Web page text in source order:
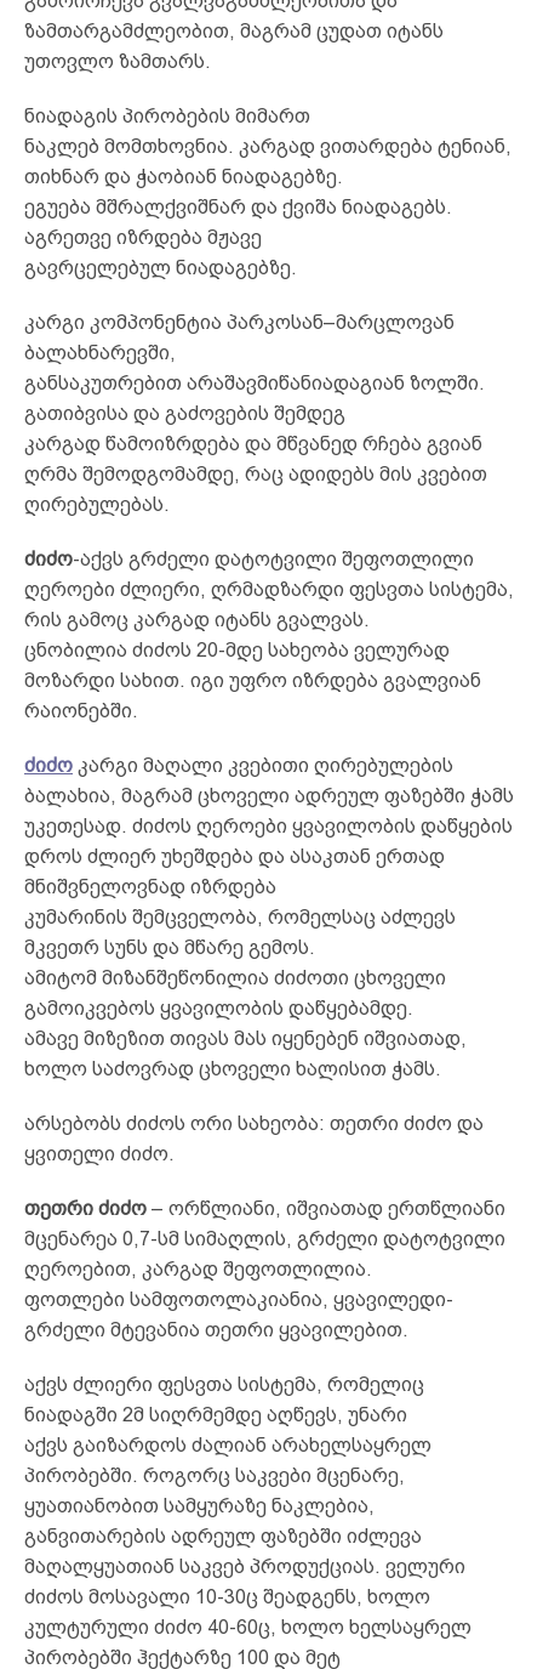
ზამთარგამძლეობით, მაგრამ ცუდათ იტანს
უთოვლო ზამთარს.
ნიადაგის პირობების მიმართ
ნაკლებ მომთხოვნია. კარგად ვითარდება ტენიან,
თიხნარ და ჭაობიან ნიადაგებზე.
ეგუება მშრალქვიშნარ და ქვიშა ნიადაგებს.
აგრეთვე იზრდება მჟავე
გავრცელებულ ნიადაგებზე.
კარგი კომპონენტია პარკოსან–მარცლოვან
ბალახნარევში,
განსაკუთრებით არაშავმიწანიადაგიან ზოლში.
გათიბვისა და გაძოვების შემდეგ
კარგად წამოიზრდება და მწვანედ რჩება გვიან
ღრმა შემოდგომამდე, რაც ადიდებს მის კვებით
ღირებულებას.
ძიძო-აქვს გრძელი დატოტვილი შეფოთლილი
ღეროები ძლიერი, ღრმადზარდი ფესვთა სისტემა,
რის გამოც კარგად იტანს გვალვას.
ცნობილია ძიძოს 20-მდე სახეობა ველურად
მოზარდი სახით. იგი უფრო იზრდება გვალვიან
რაიონებში.
ძიძო კარგი მაღალი კვებითი ღირებულების
ბალახია, მაგრამ ცხოველი ადრეულ ფაზებში ჭამს
უკეთესად. ძიძოს ღეროები ყვავილობის დაწყების
დროს ძლიერ უხეშდება და ასაკთან ერთად
მნიშვნელოვნად იზრდება
კუმარინის შემცველობა, რომელსაც აძლევს
მკვეთრ სუნს და მწარე გემოს.
ამიტომ მიზანშეწონილია ძიძოთი ცხოველი
გამოიკვებოს ყვავილობის დაწყებამდე.
ამავე მიზეზით თივას მას იყენებენ იშვიათად,
ხოლო საძოვრად ცხოველი ხალისით ჭამს.
არსებობს ძიძოს ორი სახეობა: თეთრი ძიძო და
ყვითელი ძიძო.
თეთრი ძიძო – ორწლიანი, იშვიათად ერთწლიანი
მცენარეა 0,7-სმ სიმაღლის, გრძელი დატოტვილი
ღეროებით, კარგად შეფოთლილია.
ფოთლები სამფოთოლაკიანია, ყვავილედი-
გრძელი მტევანია თეთრი ყვავილებით.
აქვს ძლიერი ფესვთა სისტემა, რომელიც
ნიადაგში 2მ სიღრმემდე აღწევს, უნარი
აქვს გაიზარდოს ძალიან არახელსაყრელ
პირობებში. როგორც საკვები მცენარე,
ყუათიანობით სამყურაზე ნაკლებია,
განვითარების ადრეულ ფაზებში იძლევა
მაღალყუათიან საკვებ პროდუქციას. ველური
ძიძოს მოსავალი 10-30ც შეადგენს, ხოლო
კულტურული ძიძო 40-60ც, ხოლო ხელსაყრელ
პირობებში ჰექტარზე 100 და მეტ